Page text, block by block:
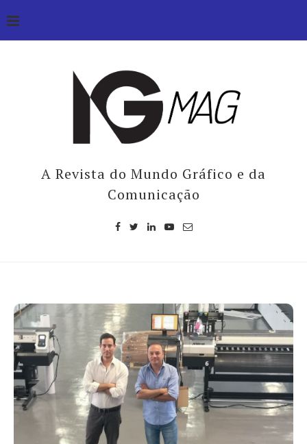
A Revista do Mundo Gráfico e da
Comunicação